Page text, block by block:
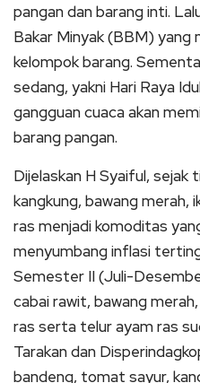
pangan dan barang inti.
Bakar Minyak (BBM) yang
kelompok barang.
sedang, yakni Hari Raya
gangguan cuaca akan
barang pangan.
Dijelaskan H Syaiful, sejak
kangkung, bawang merah,
ras menjadi komoditas
menyumbang inflasi
Semester II (Juli-
cabai rawit, bawang
ras serta telur ayam ras
Tarakan dan
bandeng, tomat sayur,